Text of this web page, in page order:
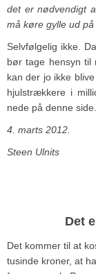
det er nødvendigt
må køre gylle ud
Selvfølgelig ikke.
bør tage hensyn til
kan der jo ikke
hjulstrækkere i
nede på denne side.
4. marts 2012.
Steen Ulnits
Det
Det kommer til at
tusinde kroner, at